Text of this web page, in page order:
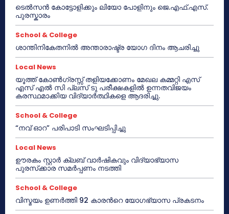
ടെൽസൻ കോട്ടോളിക്കും ലിയോ പോളിനും ജെ.എഫ്.എസ്.
പുരസ്കാരം
School & College
ശാന്തിനികേതനിൽ അന്താരാഷ്ട്ര യോഗ ദിനം ആചരിച്ചു
Local News
യൂത്ത് കോൺഗ്രസ്സ് തളിയക്കോണം മേഖല കമ്മറ്റി എസ്
എസ് എൽ സി പ്ലസ് ടു പരീക്ഷകളിൽ ഉന്നതവിജയം
കരസ്ഥമാക്കിയ വിദ്യാർത്ഥികളെ ആദരിച്ചു.
School & College
“നവ് ഓറ” പരിപാടി സംഘടിപ്പിച്ചു
Local News
ഊരകം സ്റ്റാർ ക്ലബ് വാർഷികവും വിദ്യാഭ്യാസ
പുരസ്‌ക്കാര സമർപ്പണം നടത്തി
School & College
വിസ്മയം ഉണർത്തി 92 കാരൻറെ യോഗഭ്യാസ പ്രകടനം